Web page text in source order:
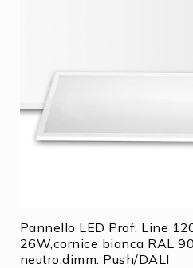
Pannello LED Prof. Line
26W,cornice bianca RAL
neutro,dimm. Push/DALI